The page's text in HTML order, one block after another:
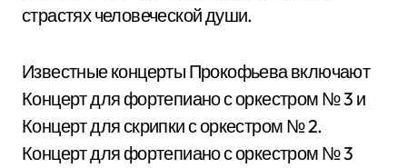
страстях человеческой души.
Известные концерты Прокофьева включают
Концерт для фортепиано с оркестром № 3 и
Концерт для скрипки с оркестром № 2.
Концерт для фортепиано с оркестром № 3